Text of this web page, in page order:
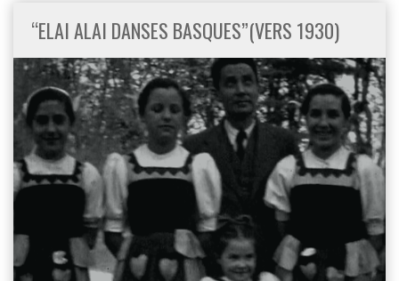
“ELAI ALAI DANSES BASQUES”(VERS 1930)